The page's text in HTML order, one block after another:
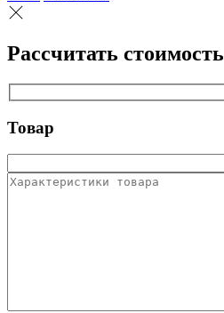
Рассчитать стоимость
Товар